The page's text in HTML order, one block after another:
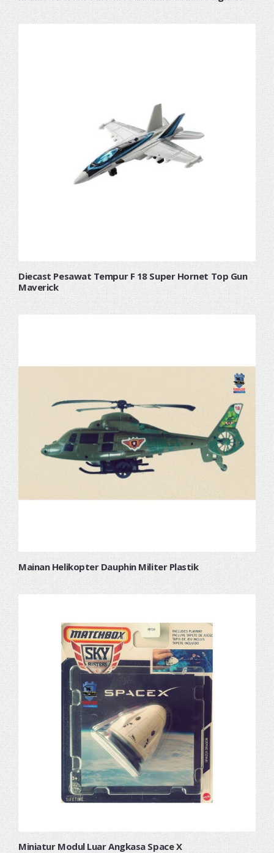
Diecast Pesawat Tempur F 18 Super Hornet Top Gun
Maverick
Mainan Helikopter Dauphin Militer Plastik
Miniatur Modul Luar Angkasa Space X